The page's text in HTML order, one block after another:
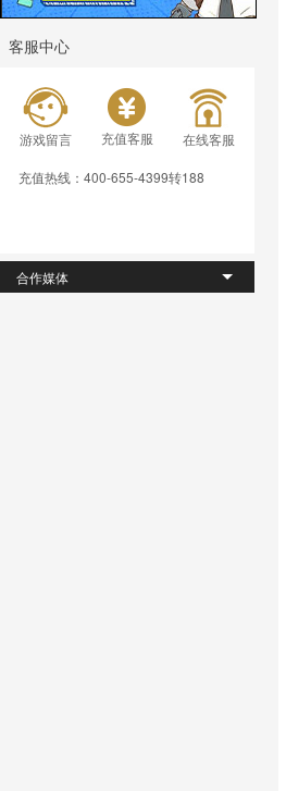
客服中心
游戏留言 充值客服 在线客服
充值热线：400-655-4399转188
合作媒体